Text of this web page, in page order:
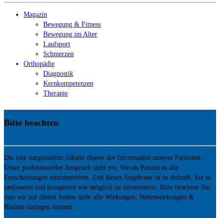
Magazin
Bewegung & Fitness
Bewegung im Alter
Laufsport
Schmerzen
Orthopädie
Diagnostik
Kernkompetenzen
Therapie
Bitte beachten
Die hier dargestellten Inhalte dienen der Information unserer Patienten.
Unser professioneller Anspruch sieht vor, Sie als Patient in alle
Entscheidungen einzubeziehen. Ziel dieses Angebotes ist es deshalb, Sie so
umfassend und kompetent wie möglich zu informieren. Bitte beachten Sie,
dass wir auf diesen Seiten nicht alle Wirkungen, Nebenwirkungen &
Risiken darlegen können.